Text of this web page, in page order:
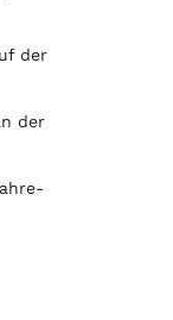
der
der